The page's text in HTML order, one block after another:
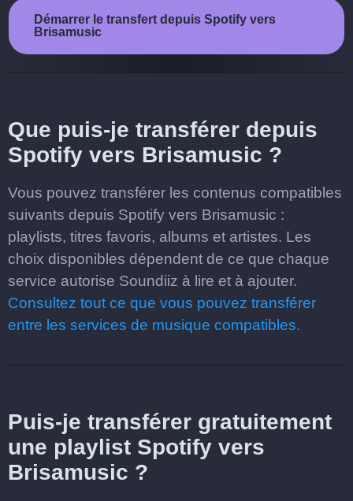
Démarrer le transfert depuis Spotify vers
Brisamusic
Que puis-je transférer depuis
Spotify vers Brisamusic ?
Vous pouvez transférer les contenus compatibles
suivants depuis Spotify vers Brisamusic :
playlists, titres favoris, albums et artistes. Les
choix disponibles dépendent de ce que chaque
service autorise Soundiiz à lire et à ajouter.
Consultez tout ce que vous pouvez transférer
entre les services de musique compatibles.
Puis-je transférer gratuitement
une playlist Spotify vers
Brisamusic ?